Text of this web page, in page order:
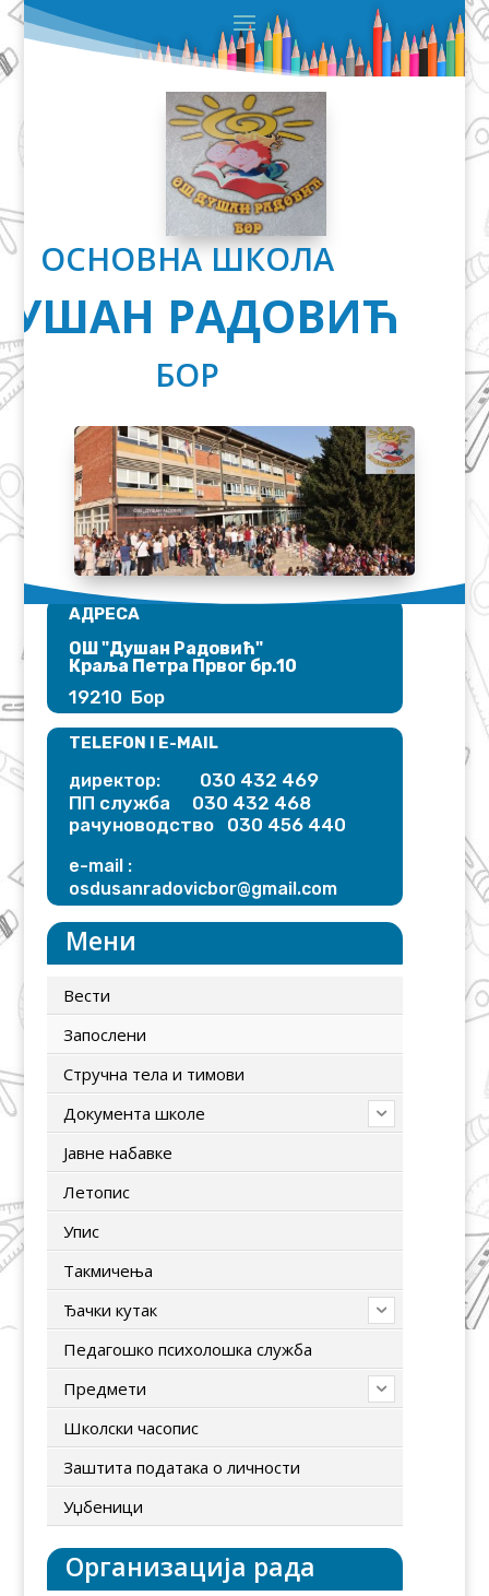
ОСНОВНА ШКОЛА
РАДОВИЋ
БОР
АДРЕСА
ОШ "Душан Радовић"​
Краља Петра Првог бр.10
19210 Бор
TELEFON I E-MAIL
директор: 030 432 469
ПП служба 030 432 468
рачуноводство 030 456 440
e-mail :
osdusanradovicbor@gmail.com
Мени
Вести
Запослени
Стручна тела и тимови
Документа школе
Јавне набавке
Летопис
Упис
Tакмичења
Ђачки кутак
Педагошко психолошка служба
Предмети
Школски часопис
Заштита података о личности
Уџбеници
Организација рада